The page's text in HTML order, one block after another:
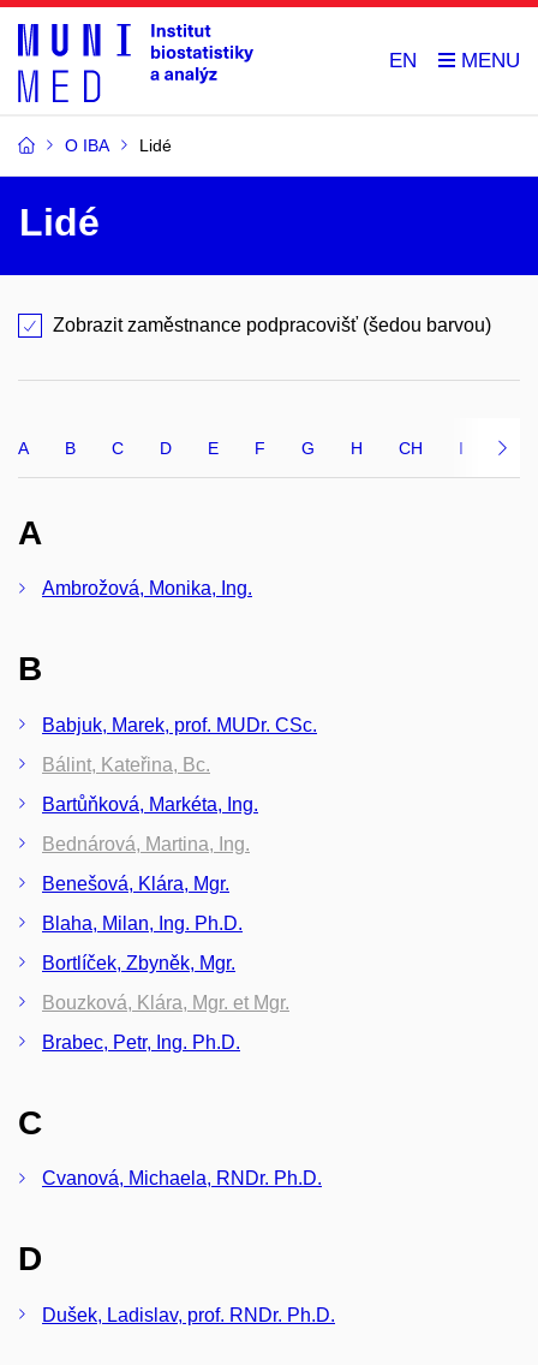
EN
O IBA Lidé
Lidé
Zobrazit zaměstnance podpracovišť (šedou barvou)
A B C D E F G H CH I J
A
Ambrožová, Monika, Ing.
B
Babjuk, Marek, prof. MUDr. CSc.
Bálint, Kateřina, Bc.
Bartůňková, Markéta, Ing.
Bednárová, Martina, Ing.
Benešová, Klára, Mgr.
Blaha, Milan, Ing. Ph.D.
Bortlíček, Zbyněk, Mgr.
Bouzková, Klára, Mgr. et Mgr.
Brabec, Petr, Ing. Ph.D.
C
Cvanová, Michaela, RNDr. Ph.D.
D
Dušek, Ladislav, prof. RNDr. Ph.D.